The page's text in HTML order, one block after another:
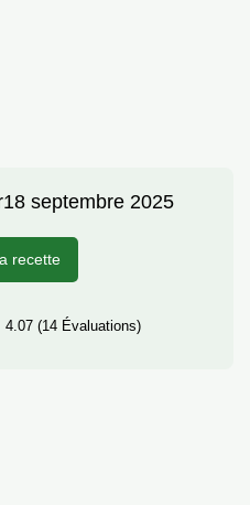
18 septembre 2025
recette
4.07 (14 Évaluations)